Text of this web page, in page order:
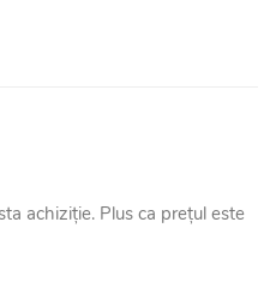
achiziție. Plus ca prețul este